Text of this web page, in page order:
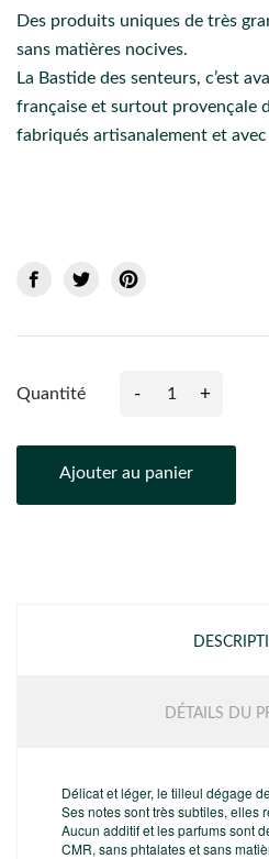
Des produits uniques de très
sans matières nocives.
La Bastide des senteurs, c’est
française et surtout provençale
fabriqués artisanalement et avec
Quantité - +
Ajouter au panier
DÉTAILS DU
Délicat et léger, le tilleul dégage
Ses notes sont très subtiles, elles
Aucun additif et les parfums sont
CMR, sans phtalates et sans